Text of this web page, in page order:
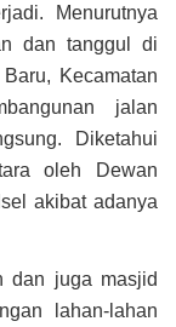
Menurutnya
dan tanggul di
Kecamatan
jalan
Diketahui
oleh Dewan
akibat adanya
dan juga masjid
lahan-lahan